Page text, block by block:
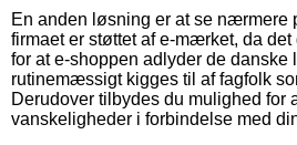
En anden løsning er at se nærmere
firmaet er støttet af e-mærket, da
for at e-shoppen adlyder de danske
rutinemæssigt kigges til af fagfolk
Derudover tilbydes du mulighed for
vanskeligheder i forbindelse med